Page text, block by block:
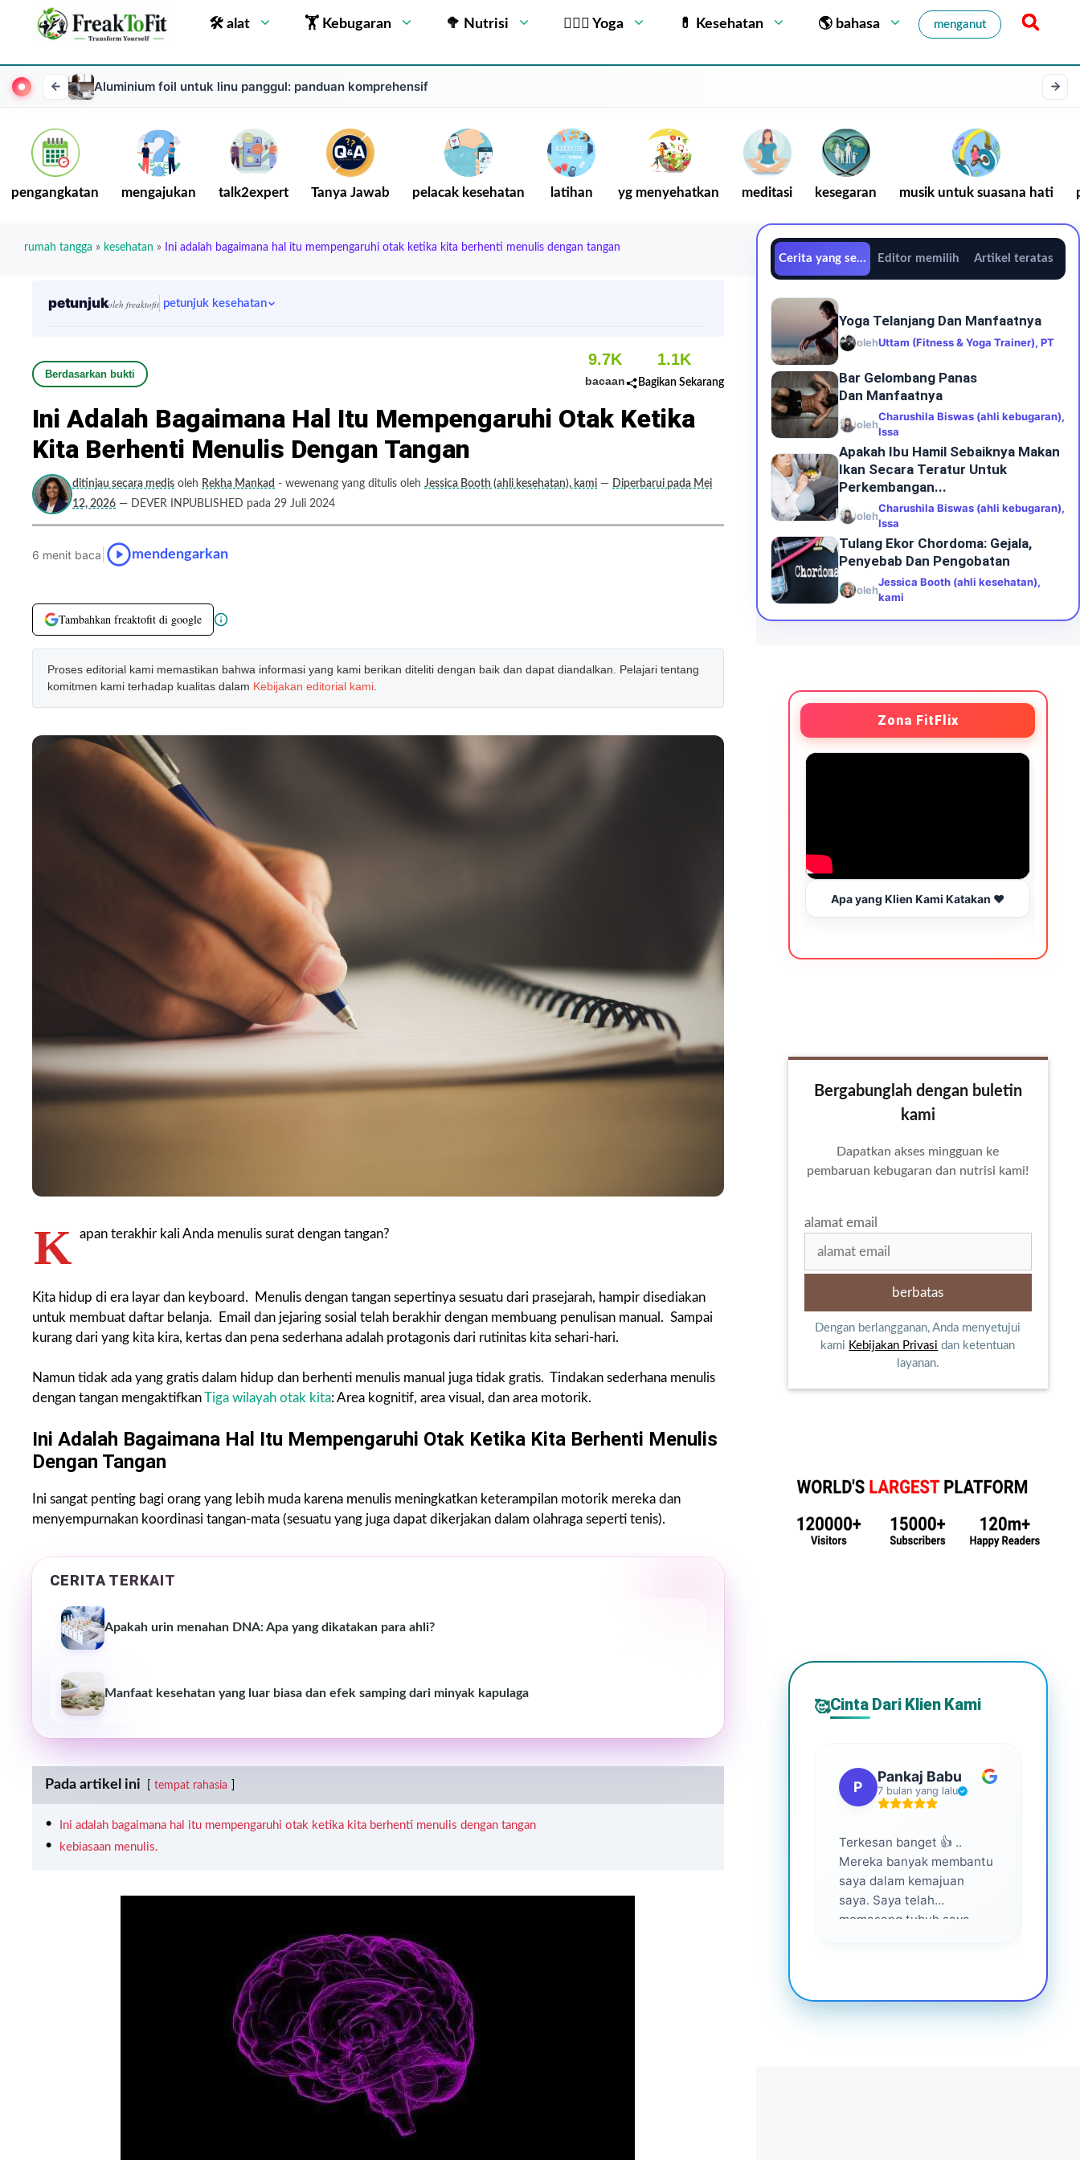
🛠 alat 🏋 Kebugaran 🥦 Nutrisi 🧘🏻‍♂️ Yoga 💊 Kesehatan 🌎 bahasa menganut
Aluminium foil untuk linu panggul: panduan komprehensif
pengangkatan mengajukan talk2expert Tanya Jawab pelacak kesehatan latihan yg menyehatkan meditasi kesegaran musik untuk suasana hati
rumah tangga » kesehatan » Ini adalah bagaimana hal itu mempengaruhi otak ketika kita berhenti menulis dengan tangan
petunjukoleh freaktofit petunjuk kesehatan
Berdasarkan bukti
9.7K
bacaan
1.1K
Bagikan Sekarang
Ini Adalah Bagaimana Hal Itu Mempengaruhi Otak Ketika
Kita Berhenti Menulis Dengan Tangan
ditinjau secara medis oleh Rekha Mankad - wewenang yang ditulis oleh Jessica Booth (ahli kesehatan), kami — Diperbarui pada Mei
12, 2026 — DEVER INPUBLISHED pada 29 Juli 2024
6 menit baca mendengarkan
Tambahkan freaktofit di google
Proses editorial kami memastikan bahwa informasi yang kami berikan diteliti dengan baik dan dapat diandalkan. Pelajari tentang
komitmen kami terhadap kualitas dalam Kebijakan editorial kami
K apan terakhir kali Anda menulis surat dengan tangan?
Kita hidup di era layar dan keyboard. Menulis dengan tangan sepertinya sesuatu dari prasejarah, hampir disediakan
untuk membuat daftar belanja. Email dan jejaring sosial telah berakhir dengan membuang penulisan manual. Sampai
kurang dari yang kita kira, kertas dan pena sederhana adalah protagonis dari rutinitas kita sehari-hari.
Namun tidak ada yang gratis dalam hidup dan berhenti menulis manual juga tidak gratis. Tindakan sederhana menulis
dengan tangan mengaktifkanTiga wilayah otak kita: Area kognitif, area visual, dan area motorik.
Ini Adalah Bagaimana Hal Itu Mempengaruhi Otak Ketika Kita Berhenti Menulis
Dengan Tangan
Ini sangat penting bagi orang yang lebih muda karena menulis meningkatkan keterampilan motorik mereka dan
menyempurnakan koordinasi tangan-mata (sesuatu yang juga dapat dikerjakan dalam olahraga seperti tenis).
CERITA TERKAIT
Apakah urin menahan DNA: Apa yang dikatakan para ahli?
Manfaat kesehatan yang luar biasa dan efek samping dari minyak kapulaga
Pada artikel ini tempat rahasia
Ini adalah bagaimana hal itu mempengaruhi otak ketika kita berhenti menulis dengan tangan
kebiasaan menulis.
Cerita yang sedang trenEditor memilih Artikel teratas
Yoga Telanjang Dan Manfaatnya
olehUttam (Fitness & Yoga Trainer), PT
Bar Gelombang Panas
Dan Manfaatnya
oleh
Charushila Biswas (ahli kebugaran),
Issa
Apakah Ibu Hamil Sebaiknya Makan
Ikan Secara Teratur Untuk
Perkembangan...
oleh
Charushila Biswas (ahli kebugaran),
Issa
Tulang Ekor Chordoma: Gejala,
Penyebab Dan Pengobatan
oleh
Jessica Booth (ahli kesehatan),
kami
Zona FitFlix
Apa yang Klien Kami Katakan ❤️
Bergabunglah dengan buletin
kami
Dapatkan akses mingguan ke
pembaruan kebugaran dan nutrisi kami!
alamat email
Dengan berlangganan, Anda menyetujui
kami Kebijakan Privasi dan ketentuan
layanan.
🥰Cinta Dari Klien Kami
P
Pankaj Babu
7 bulan yang lalu
Terkesan banget 👍 ..
Mereka banyak membantu
saya dalam kemajuan
saya. Saya telah
memasang tubuh saya
dari mereka 💕